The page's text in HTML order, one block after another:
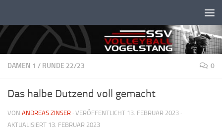
DAMEN 1 / RUNDE 22/23 0
Das halbe Dutzend voll gemacht
VON ANDREAS ZINSER · VERÖFFENTLICHT 13. FEBRUAR 2023 ·
AKTUALISIERT 13. FEBRUAR 2023